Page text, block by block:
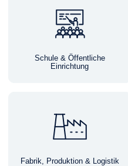
Schule & Öffentliche
Einrichtung
Fabrik, Produktion & Logistik